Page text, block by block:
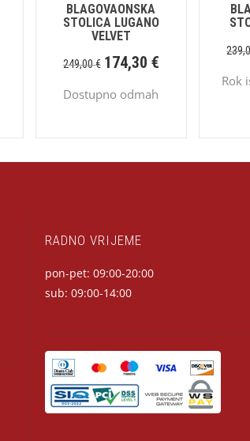
BLAGOVAONSKA
STOLICA LUGANO
VELVET
249,00€ 174,30 €
Dostupno odmah
Rok
RADNO VRIJEME
pon-pet: 09:00-20:00
sub: 09:00-14:00